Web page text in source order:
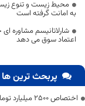
محیط زیست و تنوع
به امانت گرفته است
شارلاتانیسم مشاوره
اعتماد سوق می دهد
پربحث ترین ها
اختصاص 2500 میلیارد تومان برای توسعه راه‌های دوبانده خراسان جنوبی